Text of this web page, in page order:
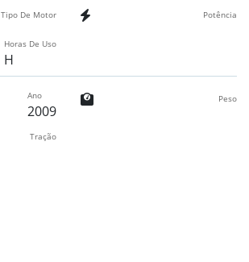
Tipo De Motor Potência
Horas De Uso
H
Ano
2009
Peso
Tração